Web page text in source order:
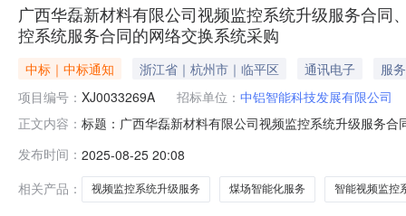
广西华磊新材料有限公司视频监控系统升级服务合
控系统服务合同的网络交换系统采购
中标｜中标通知 浙江省｜杭州市｜临平区 通讯电子
服务
项目编号： XJ0033269A 招标单位： 中铝智能科技发展有限公司
正文内容： 标题：广西华磊新材料有限公司视频监控系统升级服务
发布时间： 2025-08-25 20:08
相关产品：
视频监控系统升级服务 煤场智能化服务 智能视频监控